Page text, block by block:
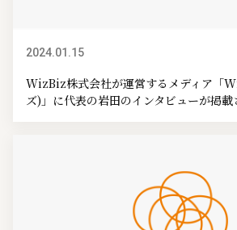
2024.01.15
WizBiz株式会社が運営するメディア「
ズ)」に代表の岩田のインタビューが掲載